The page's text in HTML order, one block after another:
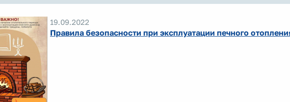
19.09.2022
Правила безопасности при эксплуатации печного